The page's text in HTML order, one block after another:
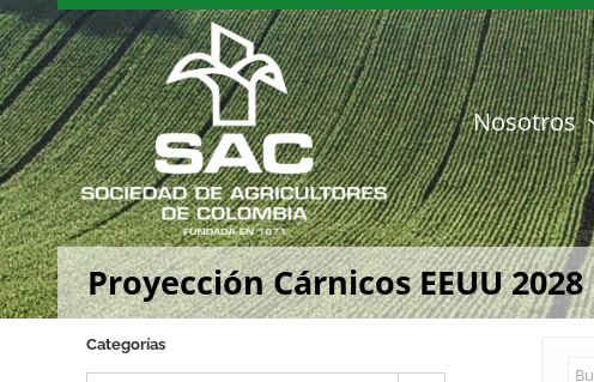
Saltar
al
contenido
Nosotros
Proyección Cárnicos EEUU 2028
Categorías